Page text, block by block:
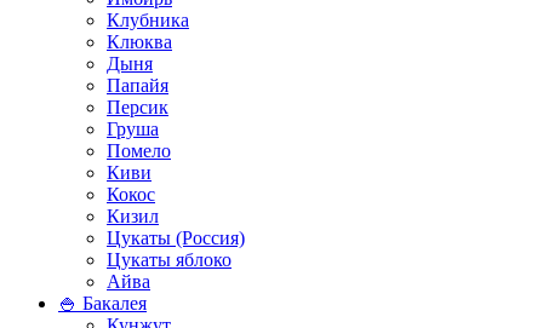
Клубника
Клюква
Дыня
Папайя
Персик
Груша
Помело
Киви
Кокос
Кизил
Цукаты (Россия)
Цукаты яблоко
Айва
🍚 Бакалея